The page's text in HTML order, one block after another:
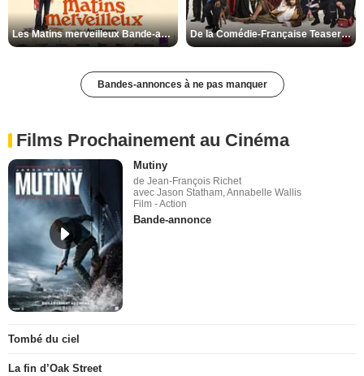
Les Matins merveilleux Bande-annonce VF De la Comédie-Française Teaser VF
Bandes-annonces à ne pas manquer
Films Prochainement au Cinéma
Mutiny
de Jean-François Richet
avec Jason Statham, Annabelle Wallis
Film - Action
Bande-annonce
Tombé du ciel
La fin d’Oak Street